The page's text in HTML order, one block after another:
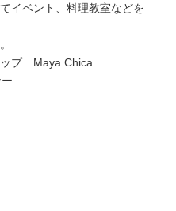
イベント、料理教室などを
ップ Maya Chica